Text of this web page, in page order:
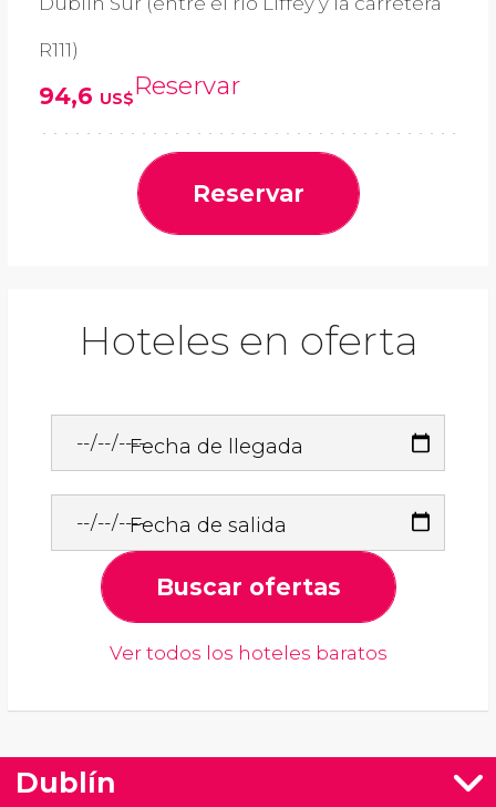
R111)
94,6 US$Reservar
Reservar
Hoteles en oferta
Fecha de llegada
Fecha de salida
Buscar ofertas
Ver todos los hoteles baratos
Dublín